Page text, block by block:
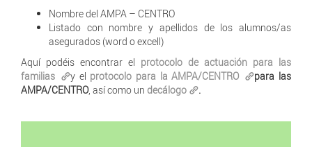
Nombre del AMPA – CENTRO
Listado con nombre y apellidos de los alumnos/as
asegurados (word o excell)
Aquí podéis encontrar el protocolo de actuación para las
familias
y el protocolo para la AMPA/CENTRO
para las
AMPA/CENTRO, así como un decálogo .